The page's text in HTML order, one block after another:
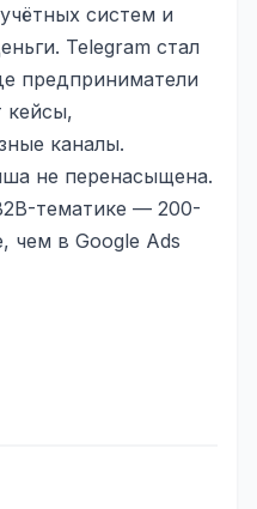
/ ORM
систем и
Telegram стал
предприниматели
кейсы,
каналы.
не перенасыщена.
тематике — 200-
чем в Google Ads